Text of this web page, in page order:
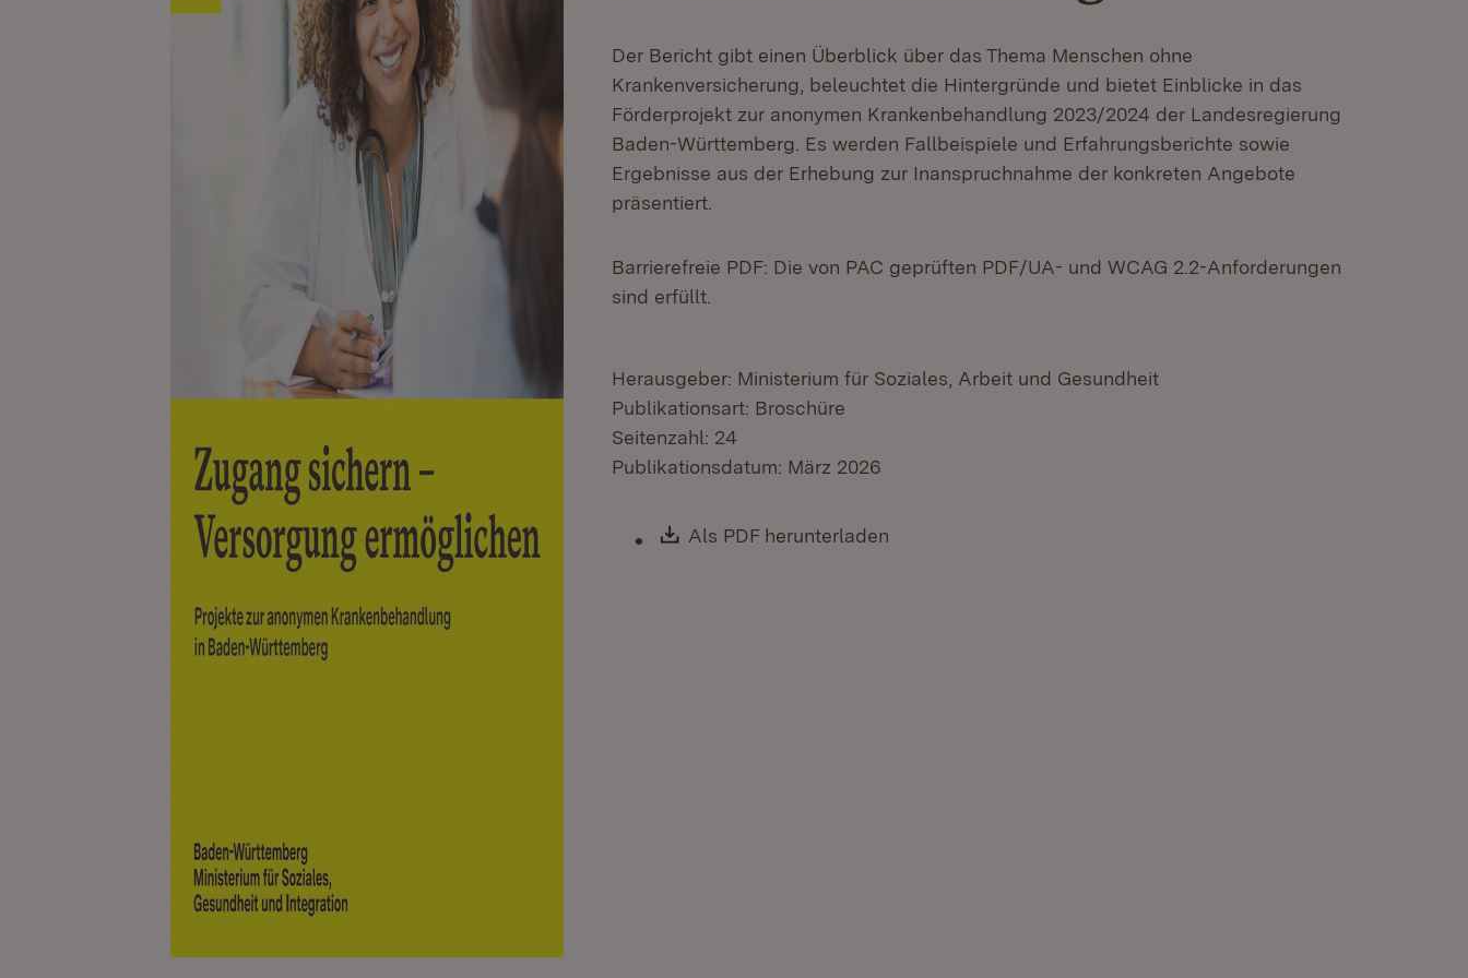
Der Bericht gibt einen Überblick über das Thema Menschen ohne
Krankenversicherung, beleuchtet die Hintergründe und bietet Einblicke in das
Förderprojekt zur anonymen Krankenbehandlung 2023/2024 der Landesregierung
Baden-Württemberg. Es werden Fallbeispiele und Erfahrungsberichte sowie
Ergebnisse aus der Erhebung zur Inanspruchnahme der konkreten Angebote
präsentiert.
Barrierefreie PDF: Die von PAC geprüften PDF/UA- und WCAG 2.2-Anforderungen
sind erfüllt.
Herausgeber: Ministerium für Soziales, Arbeit und Gesundheit
Publikationsart: Broschüre
Seitenzahl: 24
Publikationsdatum: März 2026
Download:
Als PDF herunterladen